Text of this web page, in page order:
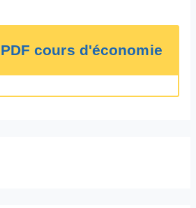
cours d'économie